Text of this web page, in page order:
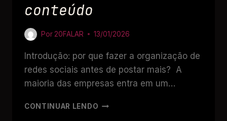
conteúdo
Por 20FALAR 13/01/2026
Introdução: por que fazer a organização de
redes sociais antes de postar mais? A
maioria das empresas entra em um…
CONTINUAR LENDO